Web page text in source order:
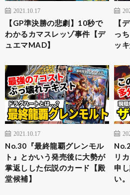
2021.10.17
【GP準決勝の悲劇】10秒で
わかるカマスレッゾ事件【デ
ュエマMAD】
【
っ
ッ
2021.10.17
No.30『最終龍覇グレンモル
ト』とかいう発売後に大勢が
掌返しした伝説のカード【殿
堂候補】
リ
申
い。